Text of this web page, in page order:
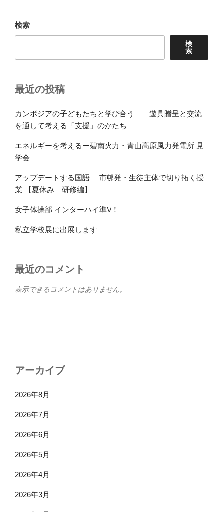
ン
検索
検
索
最近の投稿
カンボジアの子どもたちと学び合う――遊具贈呈と交流
を通して考える「支援」のかたち
エネルギーを考えるー碧南火力・青山高原風力発電所 見
学会
アップデートする国語 市邨発・生徒主体で切り拓く授
業 【夏休み 研修編】
女子体操部 インターハイ準V！
私立学校展に出展します
最近のコメント
表示できるコメントはありません。
アーカイブ
2026年8月
2026年7月
2026年6月
2026年5月
2026年4月
2026年3月